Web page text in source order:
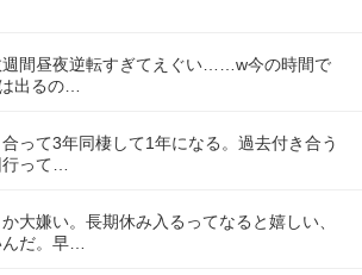
週間昼夜逆転すぎてえぐい……w今の時間で
出るの…
って3年同棲して1年になる。過去付き合う
って…
大嫌い。長期休み入るってなると嬉しい、
だ。早…